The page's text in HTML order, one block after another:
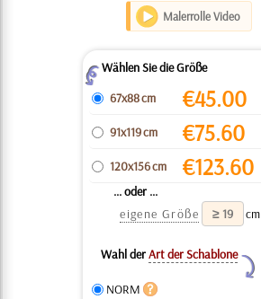
Malerrolle Video
ZWählen Sie die Größe
67x88 cm
€45.00
91x119 cm €75.60
120x156 cm €123.60
... oder ...
eigene Größe
cm
Wahl derArt der Schablone
Y
NORM